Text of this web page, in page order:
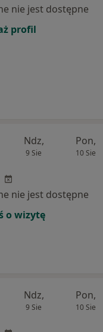
nie jest dostępne
profil
Ndz,
9 Sie
Pon,
10 Sie
nie jest dostępne
o wizytę
Ndz,
9 Sie
Pon,
10 Sie